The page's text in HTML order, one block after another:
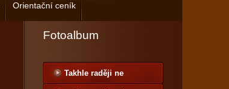
Orientační ceník
Fotoalbum
Takhle raději ne